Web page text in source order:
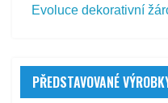
Evoluce dekorativní
PŘEDSTAVOVANÉ